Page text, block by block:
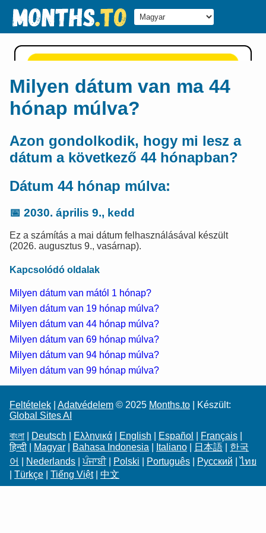
Milyen dátum van ma 44
hónap múlva?
Azon gondolkodik, hogy mi lesz a
dátum a következő 44 hónapban?
Dátum 44 hónap múlva:
📅 2030. április 9., kedd
Ez a számítás a mai dátum felhasználásával készült
(2026. augusztus 9., vasárnap).
Kapcsolódó oldalak
Milyen dátum van mától 1 hónap?
Milyen dátum van 19 hónap múlva?
Milyen dátum van 44 hónap múlva?
Milyen dátum van 69 hónap múlva?
Milyen dátum van 94 hónap múlva?
Milyen dátum van 99 hónap múlva?
Feltételek Adatvédelem © 2025 Months.to | Készült:
Global Sites AI
বাংলা
Deutsch Ελληνικά English Español Français
हिन्दी
Magyar Bahasa Indonesia Italiano 日本語
한국
어
Nederlands |ਪੰਜਾਬੀ| Polski Português Русский |ไทย
Türkçe Tiếng Việt| 中文